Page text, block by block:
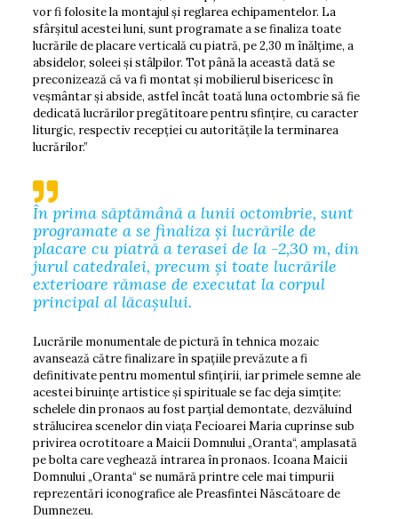
vor fi folosite la montajul și reglarea echipamentelor. La
sfârșitul acestei luni, sunt programate a se finaliza toate
lucrările de placare verticală cu piatră, pe 2,30 m înălțime, a
absidelor, soleei și stâlpilor. Tot până la această dată se
preconizează că va fi montat și mobilierul bisericesc în
veșmântar și abside, astfel încât toată luna octombrie să fie
dedicată lucrărilor pregătitoare pentru sfințire, cu caracter
liturgic, respectiv recepției cu autoritățile la terminarea
lucrărilor.”
În prima săptămână a lunii octombrie, sunt
programate a se finaliza și lucrările de
placare cu piatră a terasei de la -2,30 m, din
jurul catedralei, precum și toate lucrările
exterioare rămase de executat la corpul
principal al lăcașului.
Lucrările monumentale de pictură în tehnica mozaic
avansează către finalizare în spațiile prevăzute a fi
definitivate pentru momentul sfințirii, iar primele semne ale
acestei biruințe artistice și spirituale se fac deja simțite:
schelele din pronaos au fost parțial demontate, dezvăluind
strălucirea scenelor din viața Fecioarei Maria cuprinse sub
privirea ocrotitoare a Maicii Domnului „Oranta“, amplasată
pe bolta care veghează intrarea în pronaos. Icoana Maicii
Domnului „Oranta“ se numără printre cele mai timpurii
reprezentări iconografice ale Preasfintei Născătoare de
Dumnezeu.